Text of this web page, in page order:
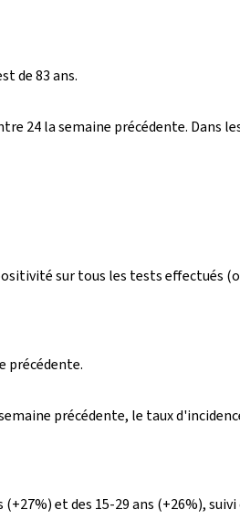
de 83 ans.
24 la semaine précédente. Dans
sur tous les tests effectués
précédente.
précédente, le taux
et des 15-29 ans (+26%),